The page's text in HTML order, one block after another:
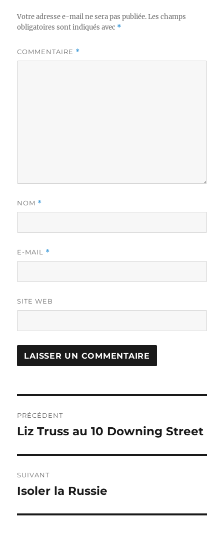
Votre adresse e-mail ne sera pas publiée. Les champs
obligatoires sont indiqués avec *
COMMENTAIRE *
NOM *
E-MAIL *
SITE WEB
de
PRÉCÉDENT
Publication
Liz Truss au 10 Downing Street
SUIVANT
Publication
Isoler la Russie